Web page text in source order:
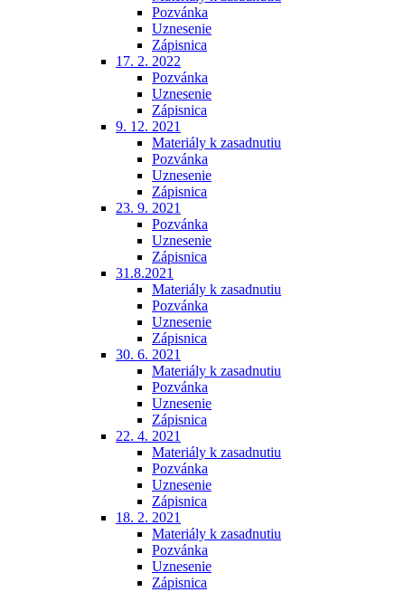
Pozvánka
Uznesenie
Zápisnica
17. 2. 2022
Pozvánka
Uznesenie
Zápisnica
9. 12. 2021
Materiály k zasadnutiu
Pozvánka
Uznesenie
Zápisnica
23. 9. 2021
Pozvánka
Uznesenie
Zápisnica
31.8.2021
Materiály k zasadnutiu
Pozvánka
Uznesenie
Zápisnica
30. 6. 2021
Materiály k zasadnutiu
Pozvánka
Uznesenie
Zápisnica
22. 4. 2021
Materiály k zasadnutiu
Pozvánka
Uznesenie
Zápisnica
18. 2. 2021
Materiály k zasadnutiu
Pozvánka
Uznesenie
Zápisnica